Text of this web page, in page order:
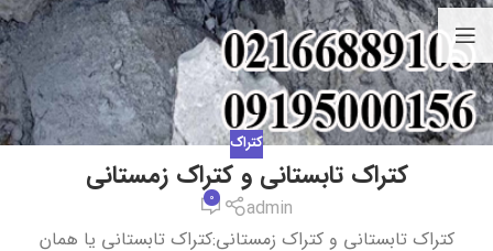
کتراک
کتراک تابستانی و کتراک زمستانی
admin
0
کتراک تابستانی و کتراک زمستانی:کتراک تابستانی یا همان